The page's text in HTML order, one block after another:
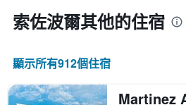
索佐波爾​其他的住宿
顯示所有912​個住宿